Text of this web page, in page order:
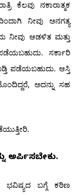
ಕೆಲವು ನಕಾರಾತ್ಮಕ
ನೀವು ಅನಗತ್ಯ
ನೀವು ಆಡಳಿತ ಮತ್ತು
ಸರ್ಕಾರಿ
ಪಡೆಯಬಹುದು. ಆಸ್ತಿ
ಅದನ್ನು ಸಹ
ಅರ್ಪಿಸಬೇಕು.
ಬಗ್ಗೆ ಕಠಿಣ